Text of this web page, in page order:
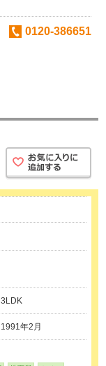
0120-386651
3LDK
1991年2月